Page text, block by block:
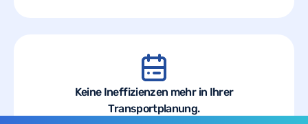
Keine Ineffizienzen mehr in Ihrer
Transportplanung.